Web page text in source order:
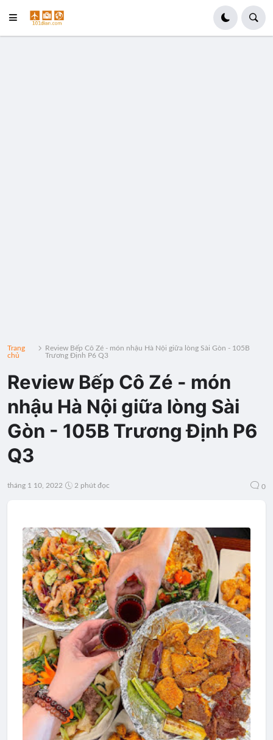
Trang
chủ
Review Bếp Cô Zé - món nhậu Hà Nội giữa lòng Sài Gòn - 105B
Trương Định P6 Q3
Review Bếp Cô Zé - món
nhậu Hà Nội giữa lòng Sài
Gòn - 105B Trương Định P6
Q3
tháng 1 10, 2022 2 phút đọc 0